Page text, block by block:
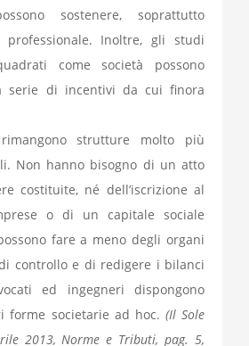
sostenere, soprattutto
professionale. Inoltre, gli studi
come società possono
serie di incentivi da cui finora
strutture molto più
Non hanno bisogno di un atto
costituite, né dell’iscrizione al
o di un capitale sociale
fare a meno degli organi
controllo e di redigere i bilanci
ed ingegneri dispongono
forme societarie ad hoc. (Il Sole
2013, Norme e Tributi, pag. 5,